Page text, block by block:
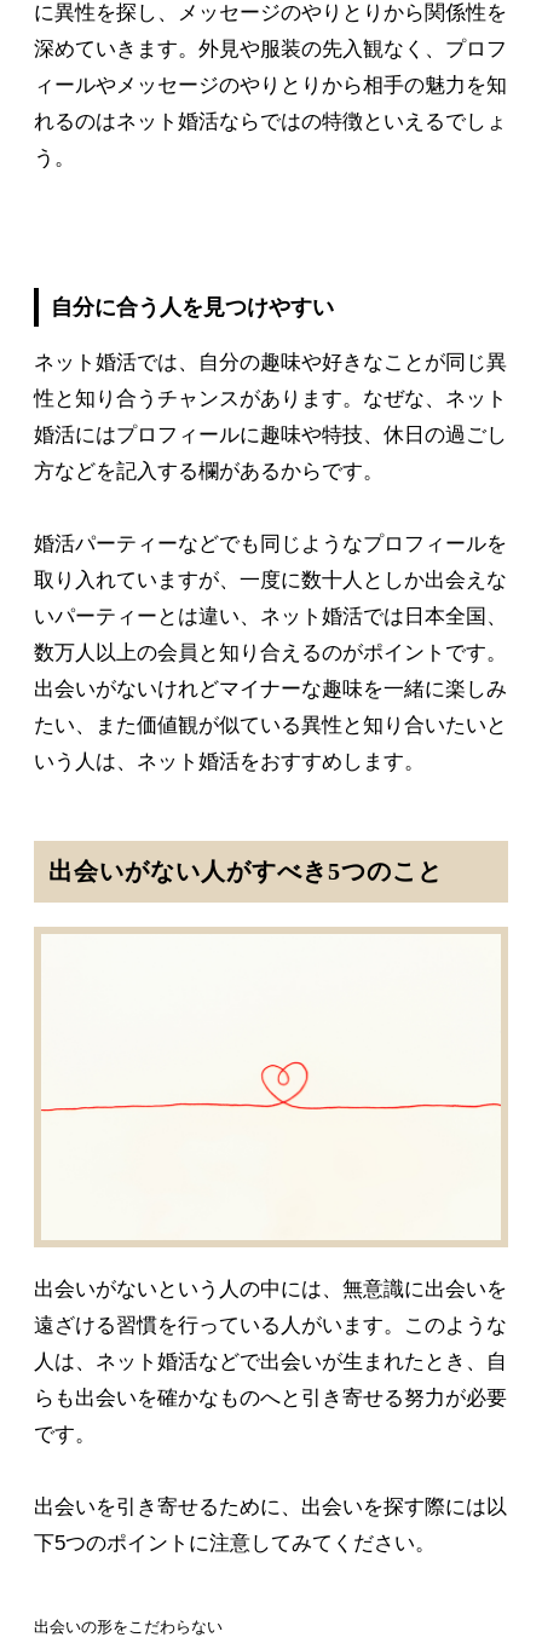
に異性を探し、メッセージのやりとりから関係性を
深めていきます。外見や服装の先入観なく、プロフ
ィールやメッセージのやりとりから相手の魅力を知
れるのはネット婚活ならではの特徴といえるでしょ
う。
自分に合う人を見つけやすい
ネット婚活では、自分の趣味や好きなことが同じ異
性と知り合うチャンスがあります。なぜな、ネット
婚活にはプロフィールに趣味や特技、休日の過ごし
方などを記入する欄があるからです。
婚活パーティーなどでも同じようなプロフィールを
取り入れていますが、一度に数十人としか出会えな
いパーティーとは違い、ネット婚活では日本全国、
数万人以上の会員と知り合えるのがポイントです。
出会いがないけれどマイナーな趣味を一緒に楽しみ
たい、また価値観が似ている異性と知り合いたいと
いう人は、ネット婚活をおすすめします。
出会いがない人がすべき5つのこと
出会いがないという人の中には、無意識に出会いを
遠ざける習慣を行っている人がいます。このような
人は、ネット婚活などで出会いが生まれたとき、自
らも出会いを確かなものへと引き寄せる努力が必要
です。
出会いを引き寄せるために、出会いを探す際には以
下5つのポイントに注意してみてください。
出会いの形をこだわらない